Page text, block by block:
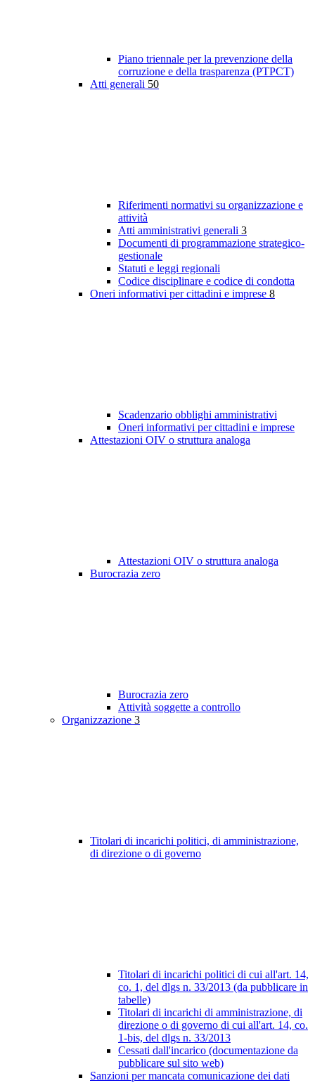
Piano triennale per la prevenzione della
corruzione e della trasparenza (PTPCT)
Atti generali 50
Riferimenti normativi su organizzazione e
attività
Atti amministrativi generali 3
Documenti di programmazione strategico-
gestionale
Statuti e leggi regionali
Codice disciplinare e codice di condotta
Oneri informativi per cittadini e imprese 8
Scadenzario obblighi amministrativi
Oneri informativi per cittadini e imprese
Attestazioni OIV o struttura analoga
Attestazioni OIV o struttura analoga
Burocrazia zero
Burocrazia zero
Attività soggette a controllo
Organizzazione 3
Titolari di incarichi politici, di amministrazione,
di direzione o di governo
Titolari di incarichi politici di cui all'art. 14,
co. 1, del dlgs n. 33/2013 (da pubblicare in
tabelle)
Titolari di incarichi di amministrazione, di
direzione o di governo di cui all'art. 14, co.
1-bis, del dlgs n. 33/2013
Cessati dall'incarico (documentazione da
pubblicare sul sito web)
Sanzioni per mancata comunicazione dei dati